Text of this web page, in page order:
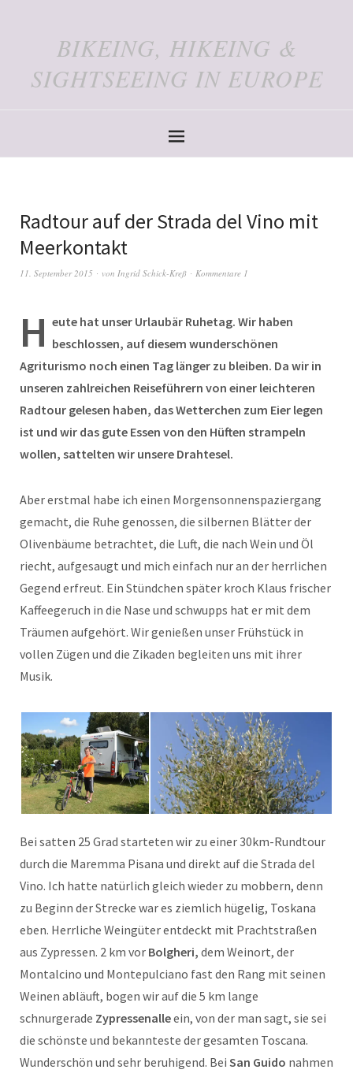
BIKEING, HIKEING &
SIGHTSEEING IN EUROPE
Radtour auf der Strada del Vino mit
Meerkontakt
11. September 2015 von Ingrid Schick-Kreß Kommentare 1
H eute hat unser Urlaubär Ruhetag. Wir haben
beschlossen, auf diesem wunderschönen
Agriturismo noch einen Tag länger zu bleiben. Da wir in
unseren zahlreichen Reiseführern von einer leichteren
Radtour gelesen haben, das Wetterchen zum Eier legen
ist und wir das gute Essen von den Hüften strampeln
wollen, sattelten wir unsere Drahtesel.
Aber erstmal habe ich einen Morgensonnenspaziergang
gemacht, die Ruhe genossen, die silbernen Blätter der
Olivenbäume betrachtet, die Luft, die nach Wein und Öl
riecht, aufgesaugt und mich einfach nur an der herrlichen
Gegend erfreut. Ein Stündchen später kroch Klaus frischer
Kaffeegeruch in die Nase und schwupps hat er mit dem
Träumen aufgehört. Wir genießen unser Frühstück in
vollen Zügen und die Zikaden begleiten uns mit ihrer
Musik.
Bei satten 25 Grad starteten wir zu einer 30km-Rundtour
durch die Maremma Pisana und direkt auf die Strada del
Vino. Ich hatte natürlich gleich wieder zu mobbern, denn
zu Beginn der Strecke war es ziemlich hügelig, Toskana
eben. Herrliche Weingüter entdeckt mit Prachtstraßen
aus Zypressen. 2 km vor Bolgheri, dem Weinort, der
Montalcino und Montepulciano fast den Rang mit seinen
Weinen abläuft, bogen wir auf die 5 km lange
schnurgerade Zypressenalleein, von der man sagt, sie sei
die schönste und bekannteste der gesamten Toscana.
Wunderschön und sehr beruhigend. Bei San Guido nahmen